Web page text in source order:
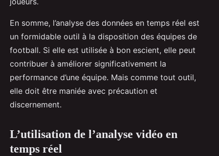
En somme, l’analyse des données en temps réel est
un formidable outil à la disposition des équipes de
football. Si elle est utilisée à bon escient, elle peut
contribuer à améliorer significativement la
performance d’une équipe. Mais comme tout outil,
elle doit être maniée avec précaution et
discernement.
L’utilisation de l’analyse vidéo en
temps réel